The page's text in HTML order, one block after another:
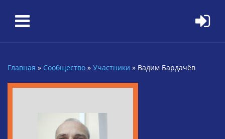
Вы здесь
Главная » Сообщество » Участники » Вадим Бардачёв